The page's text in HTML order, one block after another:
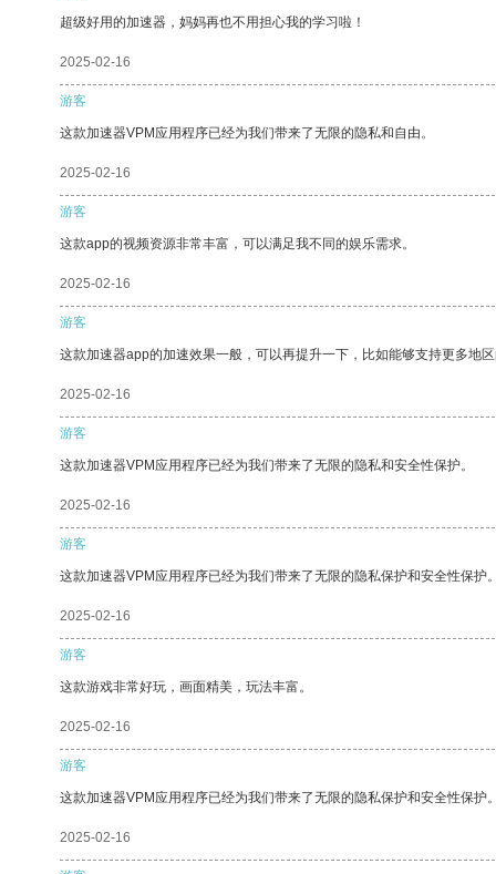
超级好用的加速器，妈妈再也不用担心我的学习啦！
2025-02-16
游客
这款加速器VPM应用程序已经为我们带来了无限的隐私和自由。
2025-02-16
游客
这款app的视频资源非常丰富，可以满足我不同的娱乐需求。
2025-02-16
游客
这款加速器app的加速效果一般，可以再提升一下，比如能够支持更多地
2025-02-16
游客
这款加速器VPM应用程序已经为我们带来了无限的隐私和安全性保护。
2025-02-16
游客
这款加速器VPM应用程序已经为我们带来了无限的隐私保护和安全性保护
2025-02-16
游客
这款游戏非常好玩，画面精美，玩法丰富。
2025-02-16
游客
这款加速器VPM应用程序已经为我们带来了无限的隐私保护和安全性保护
2025-02-16